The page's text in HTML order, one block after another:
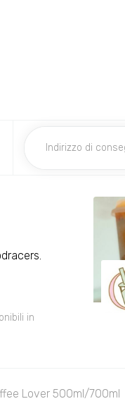
in
Lover 500ml/700ml